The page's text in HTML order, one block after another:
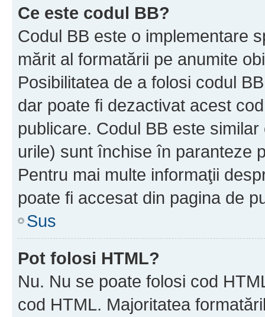
Ce este codul BB?
Codul BB este o implementare
mărit al formatării pe anumite
Posibilitatea de a folosi codul
dar poate fi dezactivat acest
publicare. Codul BB este
urile) sunt închise în paranteze
Pentru mai multe informaţii
poate fi accesat din pagina de
Sus
Pot folosi HTML?
Nu. Nu se poate folosi cod
cod HTML. Majoritatea